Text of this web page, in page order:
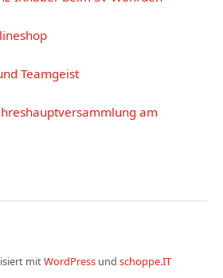
Teamgeist
am
mitWordPress und schoppe.IT